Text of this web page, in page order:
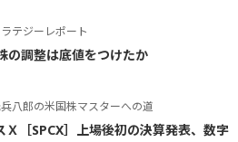
テジーレポート
の調整は底値をつけたか
八郎の米国株マスターへの道
Ｘ［SPCX］上場後初の決算発表、数字